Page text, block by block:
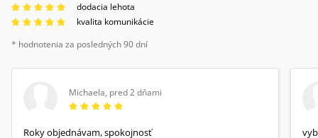
dodacia lehota
kvalita komunikácie
* hodnotenia za posledných 90 dní
Michaela, pred 2 dňami
Roky objednávam, spokojnosť